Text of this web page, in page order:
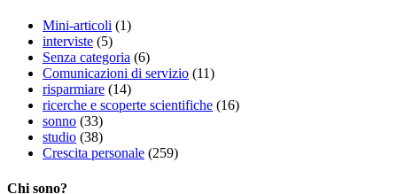
Mini-articoli (1)
interviste (5)
Senza categoria (6)
Comunicazioni di servizio (11)
risparmiare (14)
ricerche e scoperte scientifiche (16)
sonno (33)
studio (38)
Crescita personale (259)
Chi sono?